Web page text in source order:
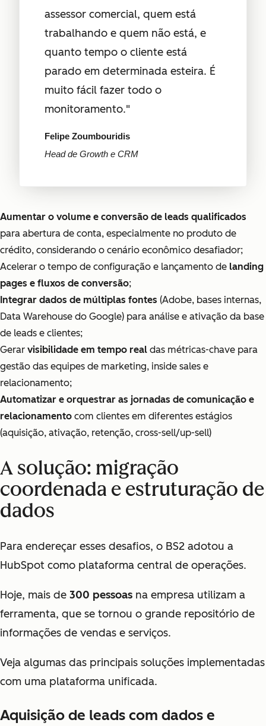
assessor comercial, quem está
trabalhando e quem não está, e
quanto tempo o cliente está
parado em determinada esteira. É
muito fácil fazer todo o
monitoramento."
Felipe Zoumbouridis
Head de Growth e CRM
Aumentar o volume e conversão de leads qualificados
para abertura de conta, especialmente no produto de
crédito, considerando o cenário econômico desafiador;
Acelerar o tempo de configuração e lançamento de landing
pages e fluxos de conversão;
Integrar dados de múltiplas fontes (Adobe, bases internas,
Data Warehouse do Google) para análise e ativação da base
de leads e clientes;
Gerar visibilidade em tempo real das métricas-chave para
gestão das equipes de marketing, inside sales e
relacionamento;
Automatizar e orquestrar as jornadas de comunicação e
relacionamento com clientes em diferentes estágios
(aquisição, ativação, retenção, cross-sell/up-sell)
A solução: migração
coordenada e estruturação de
dados
Para endereçar esses desafios, o BS2 adotou a
HubSpot como plataforma central de operações.
Hoje, mais de 300 pessoas na empresa utilizam a
ferramenta, que se tornou o grande repositório de
informações de vendas e serviços.
Veja algumas das principais soluções implementadas
com uma plataforma unificada.
Aquisição de leads com dados e